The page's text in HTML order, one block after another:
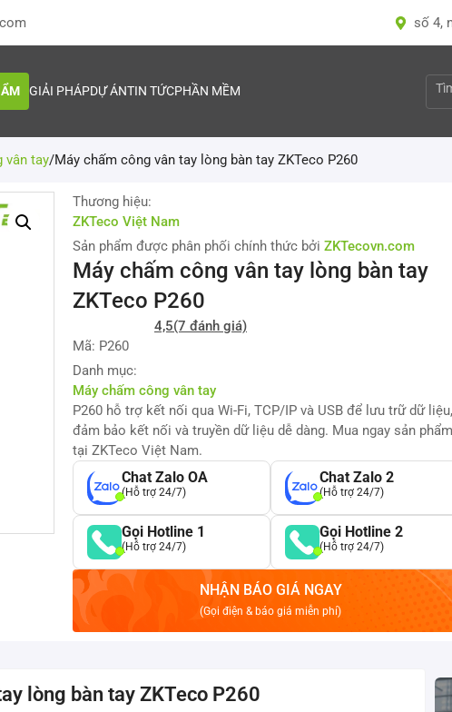
số 4,
GIẢI PHÁPDỰ ÁNTIN TỨCPHẦN MỀM
vân tay/Máy chấm công vân tay lòng bàn tay ZKTeco P260
Thương hiệu:
ZKTeco Việt Nam
Sản phẩm được phân phối chính thức bởi ZKTecovn.com
Máy chấm công vân tay lòng bàn tay
ZKTeco P260
4,5(7 đánh giá)
Mã: P260
Danh mục:
Máy chấm công vân tay
P260 hỗ trợ kết nối qua Wi-Fi, TCP/IP và USB để lưu trữ dữ liệu,
đảm bảo kết nối và truyền dữ liệu dễ dàng. Mua ngay sản phẩm
tại ZKTeco Việt Nam.
Chat Zalo OA
(Hỗ trợ 24/7)
Chat Zalo 2
(Hỗ trợ 24/7)
Gọi Hotline 1
(Hỗ trợ 24/7)
Gọi Hotline 2
(Hỗ trợ 24/7)
NHẬN BÁO GIÁ NGAY
(Gọi điện & báo giá miễn phí)
lòng bàn tay ZKTeco P260